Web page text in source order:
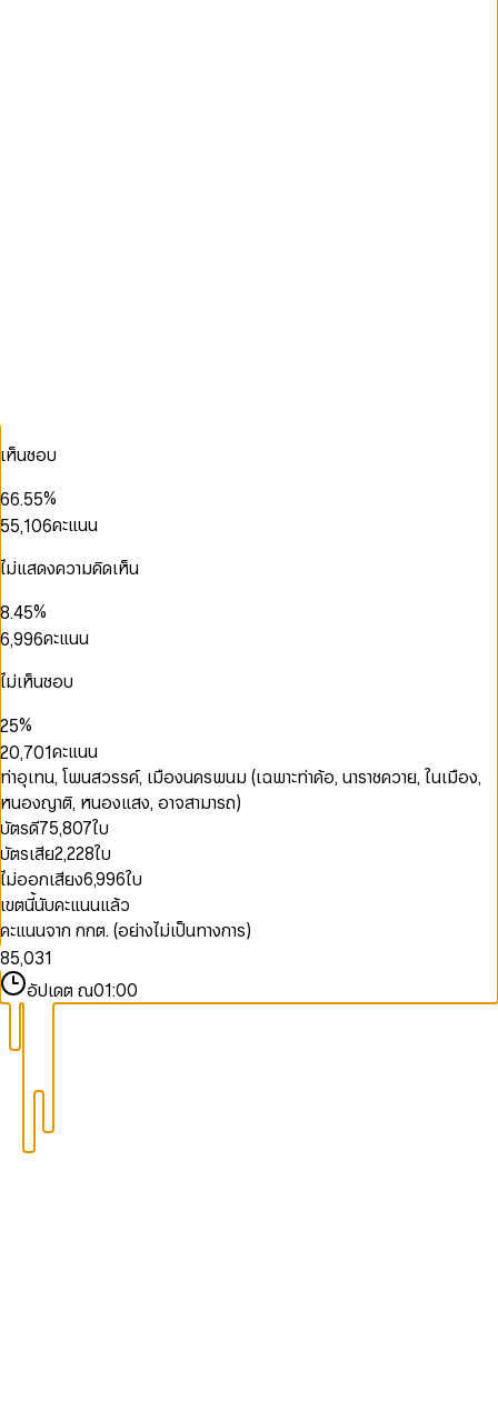
เห็นชอบ
2
4
6
7
8
9
4
6
7
8
9
.
3
5
6
7
8
9
3
5
6
7
8
9
%
0
2
4
5
7
9
1
2
4
5
7
9
,
0
1
3
5
6
7
8
9
0
2
4
5
6
7
8
3
4
5
6
8
คะแนน
ไม่แสดงความคิดเห็น
0
2
3
4
6
8
9
.
0
2
4
5
6
7
8
9
0
1
3
5
6
7
8
9
%
0
1
2
3
5
6
8
,
0
2
3
4
5
6
8
9
0
2
3
4
6
8
9
0
1
2
3
4
5
6
8
คะแนน
ไม่เห็นชอบ
0
2
3
4
5
6
7
8
9
0
1
3
5
6
7
8
9
%
1
2
3
4
5
6
7
8
9
0
1
2
3
4
5
6
7
8
9
,
0
1
2
3
4
5
6
7
8
9
0
1
2
3
4
5
6
7
8
9
1
2
3
4
5
6
7
8
9
คะแนน
ท่าอุเทน, โพนสวรรค์, เมืองนครพนม (เฉพาะท่าค้อ, นาราชควาย, ในเมือง,
หนองญาติ, หนองแสง, อาจสามารถ)
บัตรดี75,807ใบ
บัตรเสีย2,228ใบ
ไม่ออกเสียง6,996ใบ
เขตนี้นับคะแนนแล้ว
คะแนนจาก กกต. (อย่างไม่เป็นทางการ)
0
1
2
3
4
5
6
7
8
9
0
1
2
3
4
5
6
7
,0
1
2
7
0
1
2
3
4
5
0
1
2
3
8
อัปเดต ณ01:00